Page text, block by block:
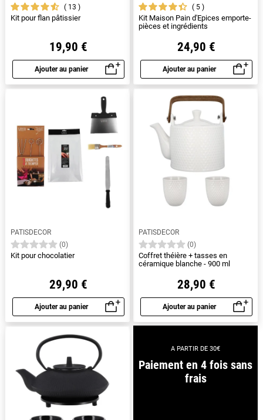
13
Kit pour flan pâtissier
19,90 €
Ajouter au panier
Aperçu rapide
5
Kit Maison Pain d'Epices emporte-
pièces et ingrédients
24,90 €
Ajouter au panier
Aperçu rapide
PATISDECOR
(0)
Kit pour chocolatier
29,90 €
Ajouter au panier
Aperçu rapide
PATISDECOR
(0)
Coffret théière + tasses en
céramique blanche - 900 ml
28,90 €
Ajouter au panier
Aperçu rapide
A PARTIR DE 30€
Paiement en 4 fois sans
frais